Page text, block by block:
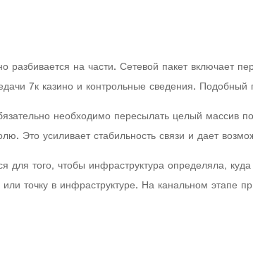
на части. Сетевой пакет включает
7к казино и контрольные сведения.
необходимо пересылать целый массив
Это усиливает стабильность связи и дает
для того, чтобы инфраструктура определяла,
точку в инфраструктуре. На канальном